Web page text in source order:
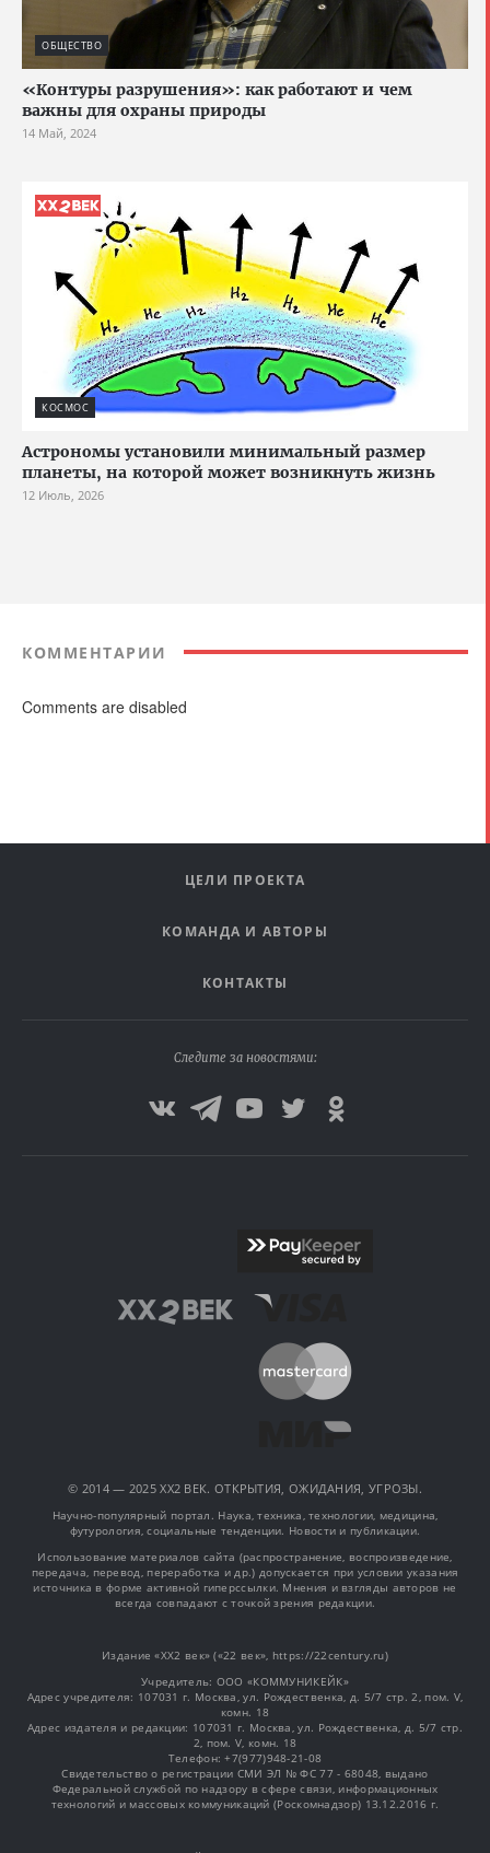
ОБЩЕСТВО
«Контуры разрушения»: как работают и чем
важны для охраны природы
14 Май, 2024
КОСМОС
Астрономы установили минимальный размер
планеты, на которой может возникнуть жизнь
12 Июль, 2026
КОММЕНТАРИИ
Comments are disabled
ЦЕЛИ ПРОЕКТА
КОМАНДА И АВТОРЫ
КОНТАКТЫ
Следите за новостями:
© 2014 — 2025 XX2 ВЕК. ОТКРЫТИЯ, ОЖИДАНИЯ, УГРОЗЫ.
Научно-популярный портал. Наука, техника, технологии, медицина,
футурология, социальные тенденции. Новости и публикации.
Использование материалов сайта (распространение, воспроизведение,
передача, перевод, переработка и др.) допускается при условии указания
источника в форме активной гиперссылки. Мнения и взгляды авторов не
всегда совпадают с точкой зрения редакции.
Издание «XX2 век» («22 век», https://22century.ru)
Учредитель: OOO «КОММУНИКЕЙК»
Адрес учредителя: 107031 г. Москва, ул. Рождественка, д. 5/7 стр. 2, пом. V,
комн. 18
Адрес издателя и редакции: 107031 г. Москва, ул. Рождественка, д. 5/7 стр.
2, пом. V, комн. 18
Телефон: +7(977)948-21-08
Свидетельство о регистрации СМИ ЭЛ № ФС 77 - 68048, выдано
Федеральной службой по надзору в сфере связи, информационных
технологий и массовых коммуникаций (Роскомнадзор) 13.12.2016 г.